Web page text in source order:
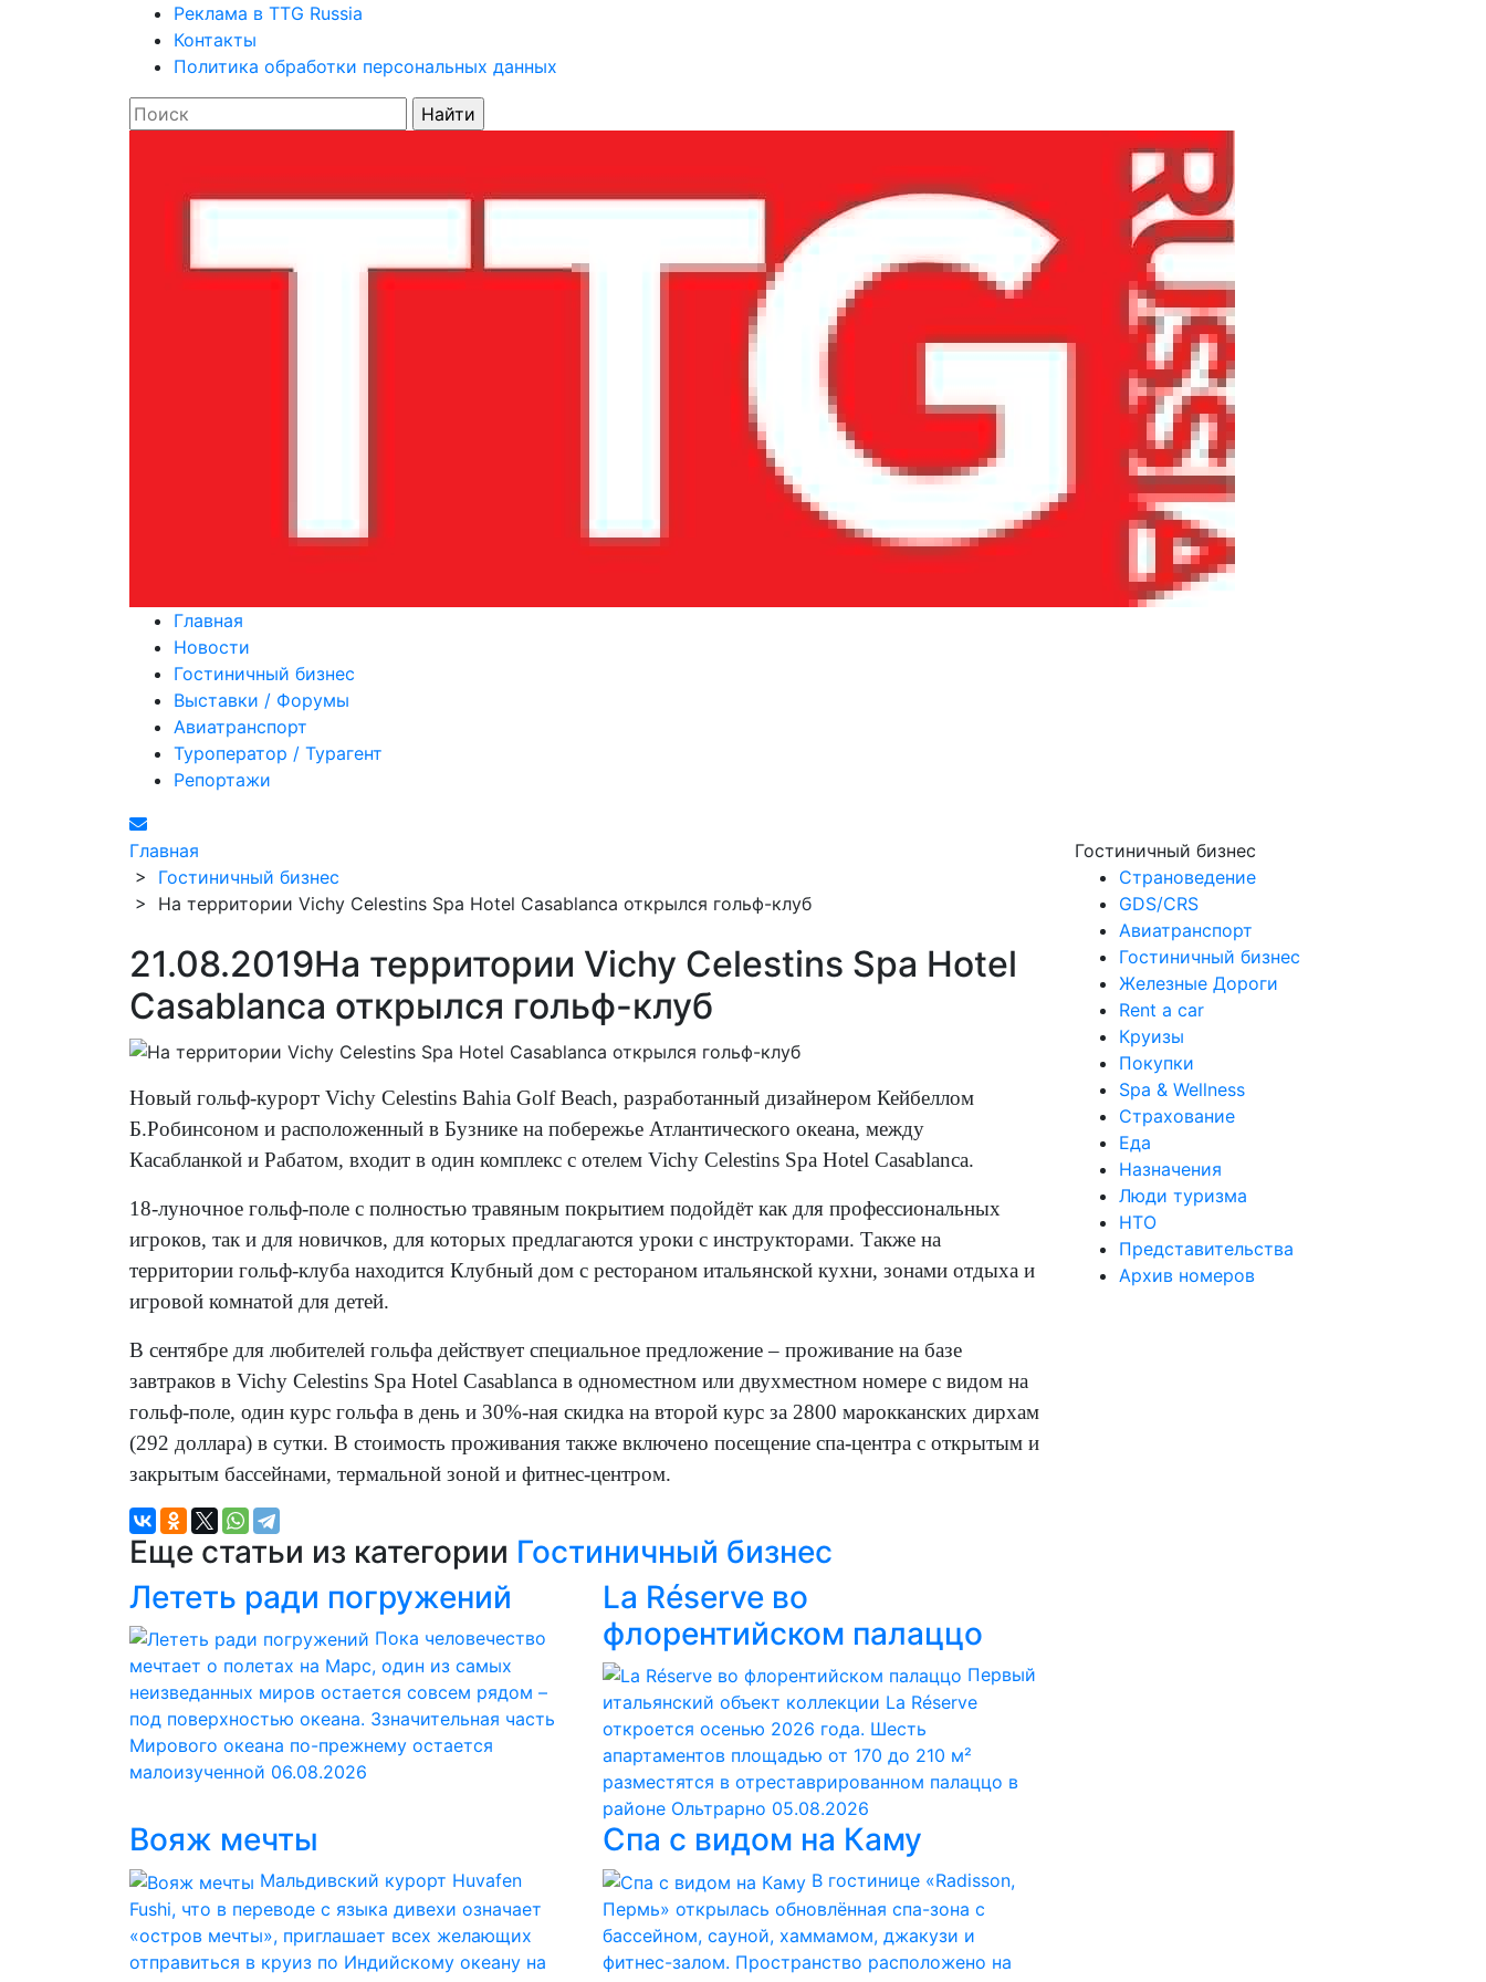
Реклама в TTG Russia
Контакты
Политика обработки персональных данных
Главная
Новости
Гостиничный бизнес
Выставки / Форумы
Авиатранспорт
Туроператор / Турагент
Репортажи
Главная
> Гостиничный бизнес
> На территории Vichy Celestins Spa Hotel Casablanca открылся гольф-клуб
21.08.2019На территории Vichy Celestins Spa Hotel
Casablanca открылся гольф-клуб
Новый гольф-курорт Vichy Celestins Bahia Golf Beach, разработанный дизайнером Кейбеллом
Б.Робинсоном и расположенный в Бузнике на побережье Атлантического океана, между
Касабланкой и Рабатом, входит в один комплекс с отелем Vichy Celestins Spa Hotel Casablanca.
18-луночное гольф-поле с полностью травяным покрытием подойдёт как для профессиональных
игроков, так и для новичков, для которых предлагаются уроки с инструкторами. Также на
территории гольф-клуба находится Клубный дом с рестораном итальянской кухни, зонами отдыха и
игровой комнатой для детей.
В сентябре для любителей гольфа действует специальное предложение – проживание на базе
завтраков в Vichy Celestins Spa Hotel Casablanca в одноместном или двухместном номере с видом на
гольф-поле, один курс гольфа в день и 30%-ная скидка на второй курс за 2800 марокканских дирхам
(292 доллара) в сутки. В стоимость проживания также включено посещение спа-центра с открытым и
закрытым бассейнами, термальной зоной и фитнес-центром.
Еще статьи из категории Гостиничный бизнес
Лететь ради погружений
Пока человечество
мечтает о полетах на Марс, один из самых
неизведанных миров остается совсем рядом –
под поверхностью океана. Ззначительная часть
Мирового океана по-прежнему остается
малоизученной 06.08.2026
La Réserve во
флорентийском палаццо
Первый
итальянский объект коллекции La Réserve
откроется осенью 2026 года. Шесть
апартаментов площадью от 170 до 210 м²
разместятся в отреставрированном палаццо в
районе Ольтрарно 05.08.2026
Вояж мечты
Мальдивский курорт Huvafen
Fushi, что в переводе с языка дивехи означает
«остров мечты», приглашает всех желающих
отправиться в круиз по Индийскому океану на
Спа с видом на Каму
В гостинице «Radisson,
Пермь» открылась обновлённая спа-зона с
бассейном, сауной, хаммамом, джакузи и
фитнес-залом. Пространство расположено на
Гостиничный бизнес
Страноведение
GDS/CRS
Авиатранспорт
Гостиничный бизнес
Железные Дороги
Rent a car
Круизы
Покупки
Spa & Wellness
Страхование
Еда
Назначения
Люди туризма
НТО
Представительства
Архив номеров